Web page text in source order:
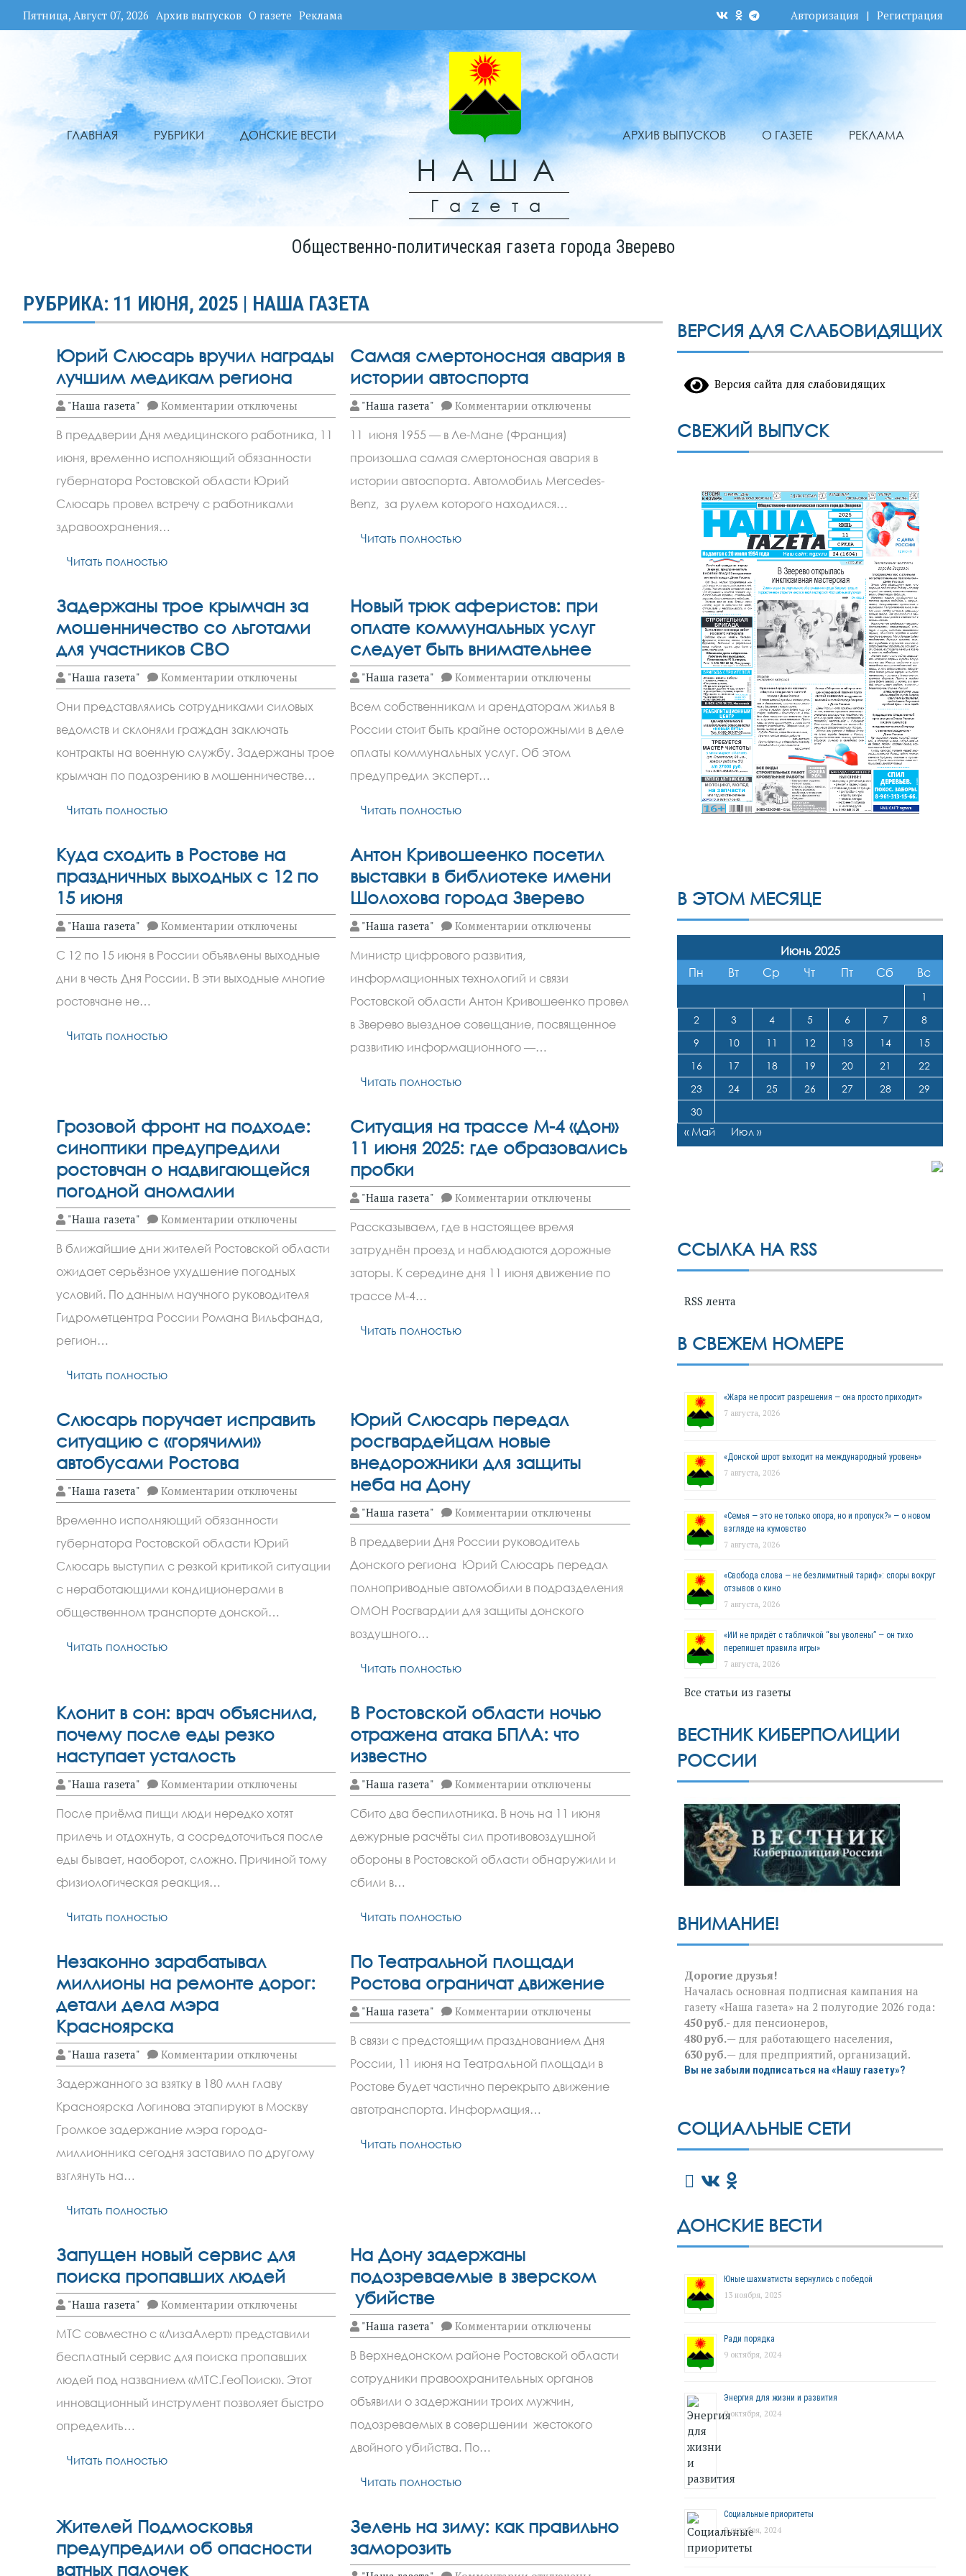
Пятница, Август 07, 2026 Архив выпусков О газете Реклама Авторизация | Регистрация
ГЛАВНАЯ РУБРИКИ ДОНСКИЕ ВЕСТИ
НАША
Гаzета
АРХИВ ВЫПУСКОВ О ГАЗЕТЕ РЕКЛАМА
Общественно-политическая газета города Зверево
РУБРИКА: 11 ИЮНЯ, 2025 | НАША ГАЗЕТА
Юрий Слюсарь вручил награды
лучшим медикам региона
"Наша газета" Комментариик
записи
Слюсарь
вручил
награды
лучшим
медикам
региона
отключены
В преддверии Дня медицинского работника, 11
июня, временно исполняющий обязанности
губернатора Ростовской области Юрий
Слюсарь провел встречу с работниками
здравоохранения…
Читать полностью
Самая смертоносная авария в
истории автоспорта
"Наша газета" Комментарии к
записи
смертоносная
авария
в
истории
автоспорта
отключены
11 июня 1955 — в Ле-Мане (Франция)
произошла самая смертоносная авария в
истории автоспорта. Автомобиль Mercedes-
Benz, за рулем которого находился…
Читать полностью
Задержаны трое крымчан за
мошенничество со льготами
для участников СВО
"Наша газета" Комментариик
записи
трое
крымчан
за
мошенничество
со
льготами
отключены
Они представлялись сотрудниками силовых
ведомств и склоняли граждан заключать
контракты на военную службу. Задержаны трое
крымчан по подозрению в мошенничестве…
Читать полностью
Новый трюк аферистов: при
оплате коммунальных услуг
следует быть внимательнее
"Наша газета" Комментарии к
записи
оплате
коммунальных
услуг
следует
быть
отключены
Всем собственникам и арендаторам жилья в
России стоит быть крайне осторожными в деле
оплаты коммунальных услуг. Об этом
предупредил эксперт…
Читать полностью
Куда сходить в Ростове на
праздничных выходных с 12 по
15 июня
"Наша газета" Комментариик
записи
сходить
в
Ростове
отключены
С 12 по 15 июня в России объявлены выходные
дни в честь Дня России. В эти выходные многие
ростовчане не…
Читать полностью
Антон Кривошеенко посетил
выставки в библиотеке имени
Шолохова города Зверево
"Наша газета" Комментарии к
записи
посетил
выставки
в
библиотеке
имени
Шолохова
города
отключены
Министр цифрового развития,
информационных технологий и связи
Ростовской области Антон Кривошеенко провел
в Зверево выездное совещание, посвященное
развитию информационного —…
Читать полностью
Грозовой фронт на подходе:
синоптики предупредили
ростовчан о надвигающейся
погодной аномалии
"Наша газета" Комментариик
записи
Грозовой
фронт
на
подходе:
синоптики
предупредили
ростовчан
отключены
В ближайшие дни жителей Ростовской области
ожидает серьёзное ухудшение погодных
условий. По данным научного руководителя
Гидрометцентра России Романа Вильфанда,
регион…
Читать полностью
Ситуация на трассе М-4 «Дон»
11 июня 2025: где образовались
пробки
"Наша газета" Комментарии к
записи
на
трассе
М-4
«Дон»
11
отключены
Рассказываем, где в настоящее время
затруднён проезд и наблюдаются дорожные
заторы. К середине дня 11 июня движение по
трассе М-4…
Читать полностью
Слюсарь поручает исправить
ситуацию с «горячими»
автобусами Ростова
"Наша газета" Комментариик
записи
поручает
исправить
ситуацию
с
«горячими»
автобусами
Ростова
отключены
Временно исполняющий обязанности
губернатора Ростовской области Юрий
Слюсарь выступил с резкой критикой ситуации
с неработающими кондиционерами в
общественном транспорте донской…
Читать полностью
Юрий Слюсарь передал
росгвардейцам новые
внедорожники для защиты
неба на Дону
"Наша газета" Комментарии к
записи
Слюсарь
передал
росгвардейцам
новые
внедорожники
для
защиты
отключены
В преддверии Дня России руководитель
Донского региона Юрий Слюсарь передал
полноприводные автомобили в подразделения
ОМОН Росгвардии для защиты донского
воздушного…
Читать полностью
Клонит в сон: врач объяснила,
почему после еды резко
наступает усталость
"Наша газета" Комментариик
записи
в
сон:
врач
объяснила,
почему
отключены
После приёма пищи люди нередко хотят
прилечь и отдохнуть, а сосредоточиться после
еды бывает, наоборот, сложно. Причиной тому
физиологическая реакция…
Читать полностью
В Ростовской области ночью
отражена атака БПЛА: что
известно
"Наша газета" Комментарии к
записи
Ростовской
области
ночью
отражена
атака
отключены
Сбито два беспилотника. В ночь на 11 июня
дежурные расчёты сил противовоздушной
обороны в Ростовской области обнаружили и
сбили в…
Читать полностью
Незаконно зарабатывал
миллионы на ремонте дорог:
детали дела мэра
Красноярска
"Наша газета" Комментариик
записи
зарабатывал
миллионы
на
ремонте
дорог:
детали
отключены
Задержанного за взятку в 180 млн главу
Красноярска Логинова этапируют в Москву
Громкое задержание мэра города-
миллионника сегодня заставило по другому
взглянуть на…
Читать полностью
По Театральной площади
Ростова ограничат движение
"Наша газета" Комментарии к
записи
Театральной
площади
Ростова
ограничат
движение
отключены
В связи с предстоящим празднованием Дня
России, 11 июня на Театральной площади в
Ростове будет частично перекрыто движение
автотранспорта. Информация…
Читать полностью
Запущен новый сервис для
поиска пропавших людей
"Наша газета" Комментариик
записи
новый
сервис
для
поиска
пропавших
людей
отключены
МТС совместно с «ЛизаАлерт» представили
бесплатный сервис для поиска пропавших
людей под названием «МТС.ГеоПоиск». Этот
инновационный инструмент позволяет быстро
определить…
Читать полностью
На Дону задержаны
подозреваемые в зверском
убийстве
"Наша газета" Комментарии к
записи
Дону
задержаны
подозреваемые
в
зверском
убийстве
отключены
В Верхнедонском районе Ростовской области
сотрудники правоохранительных органов
объявили о задержании троих мужчин,
подозреваемых в совершении жестокого
двойного убийства. По…
Читать полностью
Жителей Подмосковья
предупредили об опасности
ватных палочек
Зелень на зиму: как правильно
заморозить
ВЕРСИЯ ДЛЯ СЛАБОВИДЯЩИХ
Версия сайта для слабовидящих
СВЕЖИЙ ВЫПУСК
В ЭТОМ МЕСЯЦЕ
Июнь 2025
Пн
Вт Ср Чт Пт Сб Вс
1
2
3 4 5 6 7
8
9
10 11 12 13 14
15
16
17 18 19 20 21
22
23
24 25 26 27 28
29
30
« Май Июл »
ССЫЛКА НА RSS
RSS лента
В СВЕЖЕМ НОМЕРЕ
«Жара не просит разрешения — она просто приходит»
7 августа, 2026
«Донской шрот выходит на международный уровень»
7 августа, 2026
«Семья — это не только опора, но и пропуск?» — о новом
взгляде на кумовство
7 августа, 2026
«Свобода слова — не безлимитный тариф»: споры вокруг
отзывов о кино
7 августа, 2026
«ИИ не придёт с табличкой “вы уволены” — он тихо
перепишет правила игры»
7 августа, 2026
Все статьи из газеты
ВЕСТНИК КИБЕРПОЛИЦИИ
РОССИИ
ВНИМАНИЕ!
Дорогие друзья!
Началась основная подписная кампания на
газету «Наша газета» на 2 полугодие 2026 года:
450 руб.- для пенсионеров,
480 руб.— для работающего населения,
630 руб.— для предприятий, организаций.
Вы не забыли подписаться на «Нашу газету»?
СОЦИАЛЬНЫЕ СЕТИ
ДОНСКИЕ ВЕСТИ
Юные шахматисты вернулись с победой
13 ноября, 2025
Ради порядка
9 октября, 2024
Энергия для жизни и развития
9 октября, 2024
Социальные приоритеты
9 октября, 2024